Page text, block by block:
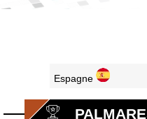
Espagne